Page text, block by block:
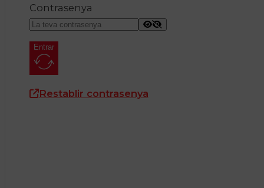
Contrasenya
Entrar
Restablir contrasenya